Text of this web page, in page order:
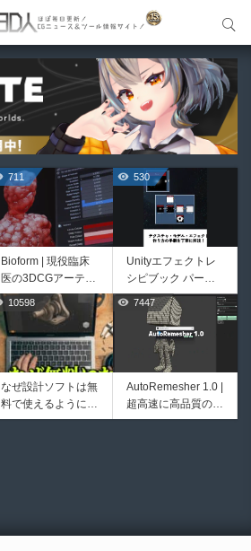
711
Bioform | 現役臨床
医の3DCGアーティ
ストが実際の解剖学
に基づいて構築した
プロシージャルな生
物学的Blenderマテ
リアルアセットアド
オン！無料お試し版
もあるよ！
530
Unityエフェクトレ
シピブック パーツ
を組み合わせて作れ
る | ktk.kumamoto氏
によるUnity向けエ
フェクト教本が202
6年7月13日に発
売！
426
Directive Utilities |
ブループリントライ
ブラリやエディタス
10598
なぜ設計ソフトは無
料で使えるようにな
ったのか──3D-CA
7447
AutoRemesher 1.0 |
超高速に高品質のク
ワッドポリゴンでリ
サイト内検索